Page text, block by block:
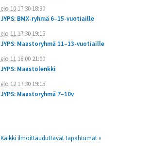
elo 10 17:30 18:30
JYPS: BMX-ryhmä 6–15-vuotiaille
elo 11 17:30 19:15
JYPS: Maastoryhmä 11–13-vuotiaille
elo 11 18:00 21:00
JYPS: Maastolenkki
elo 12 17:30 19:15
JYPS: Maastoryhmä 7–10v
Kaikki ilmoittauduttavat tapahtumat »